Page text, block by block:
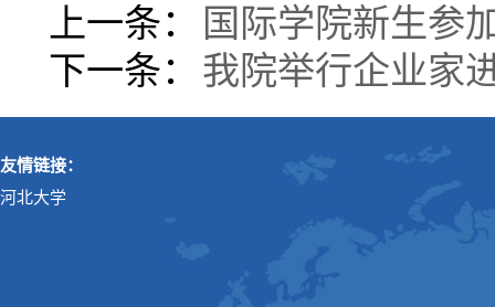
上一条：
国际学院新生参
下一条：
我院举行企业家
友情链接：
河北大学